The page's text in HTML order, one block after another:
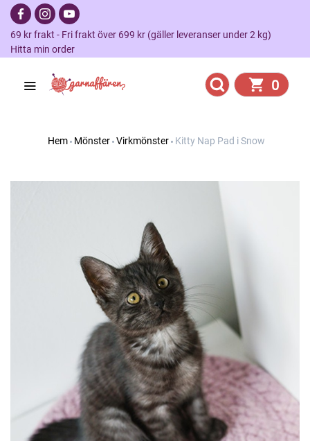
69 kr frakt - Fri frakt över 699 kr (gäller leveranser under 2 kg)
Hitta min order
0
Hem Mönster Virkmönster Kitty Nap Pad i Snow